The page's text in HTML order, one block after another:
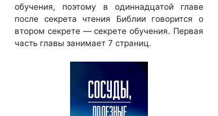
обучения, поэтому в одиннадцатой главе
после секрета чтения Библии говорится о
втором секрете — секрете обучения. Первая
часть главы занимает 7 страниц.